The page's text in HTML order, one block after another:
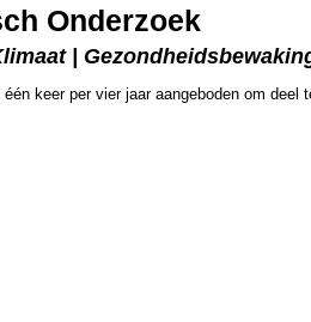
Onderzoek
|
keer per vier jaar aangeboden om